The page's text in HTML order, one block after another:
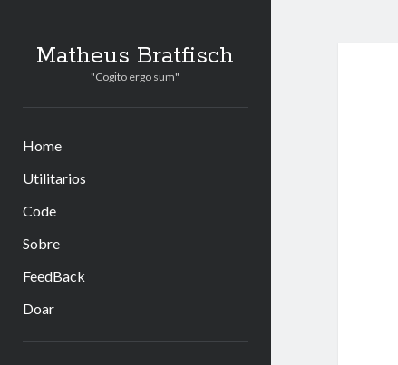
Matheus Bratfisch
"Cogito ergo sum"
Home
Utilitarios
Code
Sobre
FeedBack
Doar